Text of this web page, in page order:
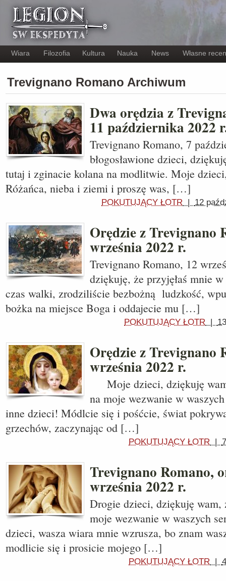
Wiara Filozofia Kultura Nauka News Własne
Trevignano Romano Archiwum
Dwa orędzia z
11 października 2022
Trevignano Romano, 7
błogosławione dzieci,
tutaj i zginacie kolana na modlitwie. Moje
Różańca, nieba i ziemi i proszę was, […]
POKUTUJĄCY ŁOTR | 12
Orędzie z Trevignano
września 2022 r.
Trevignano Romano, 12
dziękuję, że przyjęłaś mnie
czas walki, zrodziliście bezbożną ludzkość,
bożka na miejsce Boga i oddajecie mu […]
POKUTUJĄCY ŁOTR |
Orędzie z Trevignano
września 2022 r.
Moje dzieci, dziękuję
na moje wezwanie w
inne dzieci! Módlcie się i pośćcie, świat
grzechów, zaczynając od […]
POKUTUJĄCY ŁOTR |
Trevignano Romano,
września 2022 r.
Drogie dzieci, dziękuję wam,
moje wezwanie w waszych
dzieci, wasza wiara mnie wzrusza, bo znam
modlicie się i prosicie mojego […]
POKUTUJĄCY ŁOTR |